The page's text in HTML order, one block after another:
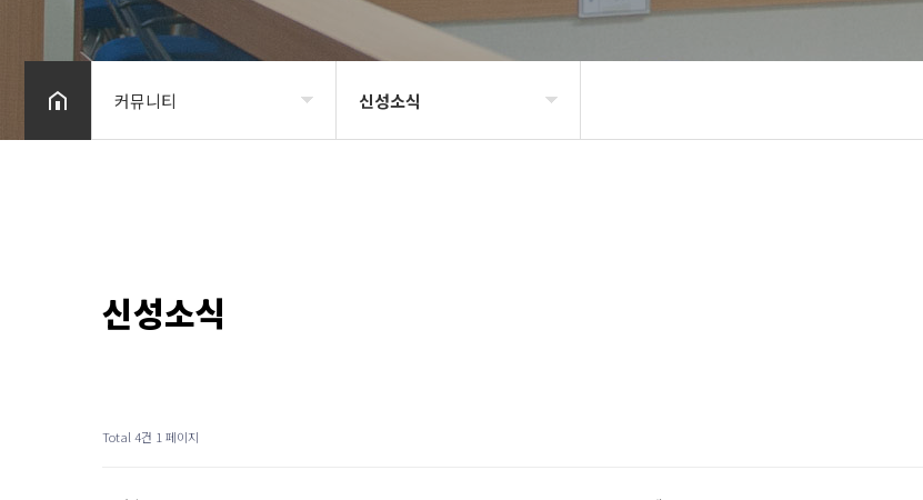
커뮤니티
커뮤니티
신성소식
신성소식
Total 4건 1 페이지